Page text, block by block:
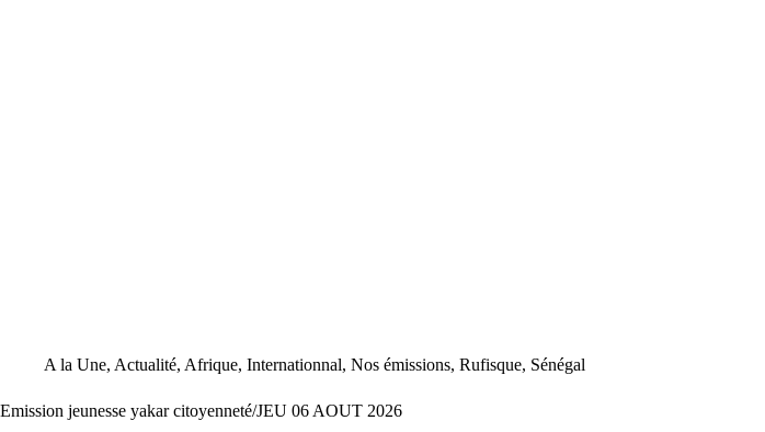
A la Une, Actualité, Afrique, Internationnal, Nos émissions, Rufisque, Sénégal
Emission jeunesse yakar citoyenneté/JEU 06 AOUT 2026